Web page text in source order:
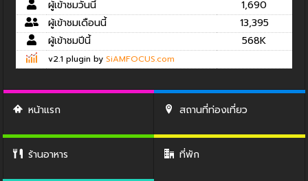
ผู้เข้าชมวันนี้
1,690
ผู้เข้าชมเดือนนี้
13,395
ผู้เข้าชมปีนี้
568K
v2.1 plugin by SiAMFOCUS.com
หน้าแรก สถานที่ท่องเที่ยว
ร้านอาหาร ที่พัก